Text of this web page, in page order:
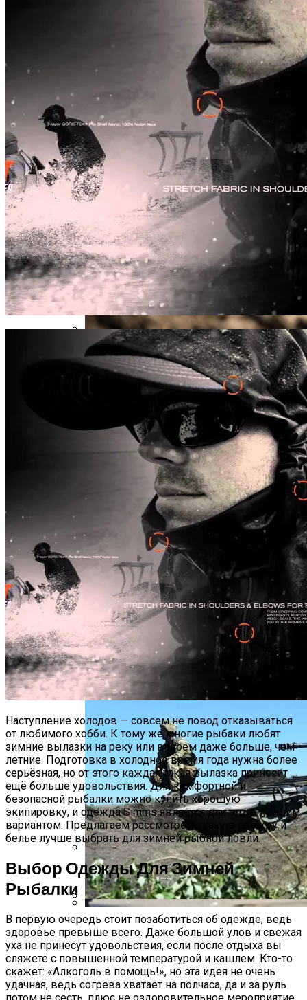
Растущая Концентрация Власти В
Руках Си Цзиньпина: Мир Не Обмануть
Военные Рельсы Спасут Британскую
Экономику?
На Какую Зарплату Могут
Рассчитывать Украинцы За Рубежом:
Советы Для Беженцев
Международная Реакция На Тарифы
Трампа: Что Стоит На Кону
Извержение Вулкана На Юге Исландии:
Чрезвычайное Положение И Эвакуация
Индия Не Будет Спрашивать
Разрешения На Запуск Моделей ИИ
Вредно, Но Выгодно: В США Запрет На
Асбест Приняли Только Сейчас
Кризис Безопасности На Гаити:
Ужасающая Реальность Безнадежной
Обстановки
Киевлянам Рассказали О Самых
Интересных Событиях Выходных
Стало Известно, Сколько Бойцов ВСУ
Погибло С Прошлого Перемирия
В Украине Вновь Ожидаются
Проливные Дожди
В Зоне ООС Ранен Один Украинский
Воин
Наступление холодов — совсем не повод отказываться
от любимого хобби. К тому же многие рыбаки любят
зимние вылазки на реку или водоем даже больше, чем
летние. Подготовка в холодное время года нужна более
серьёзная, но от этого каждая такая вылазка приносит
ещё больше удовольствия. Для комфортной и
безопасной рыбалки можно купить хорошую
экипировку, и одежда Simms является для этого лучшим
вариантом. Предлагаем рассмотреть, какую одежду и
белье лучше выбрать для зимней рыбной ловли.
Выбор Одежды Для Зимней
Рыбалки
В первую очередь стоит позаботиться об одежде, ведь
здоровье превыше всего. Даже большой улов и свежая
уха не принесут удовольствия, если после отдыха вы
сляжете с повышенной температурой и кашлем. Кто-то
скажет: «Алкоголь в помощь!», но эта идея не очень
удачная, ведь согрева хватает на полчаса, да и за руль